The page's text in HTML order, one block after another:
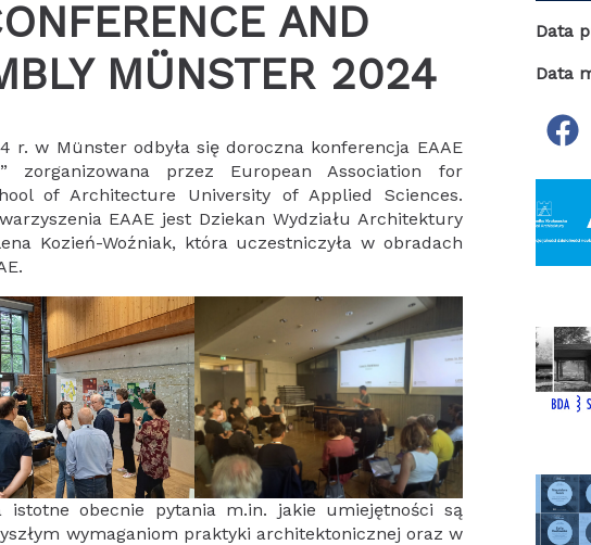
MÜNSTER 2024
r. w Münster odbyła się doroczna konferencja EAAE
zorganizowana przez European Association for
of Architecture University of Applied Sciences.
EAAE jest Dziekan Wydziału Architektury
Kozień-Woźniak, która uczestniczyła w obradach
obecnie pytania m.in. jakie umiejętności są
wymaganiom praktyki architektonicznej oraz w
Data
Data